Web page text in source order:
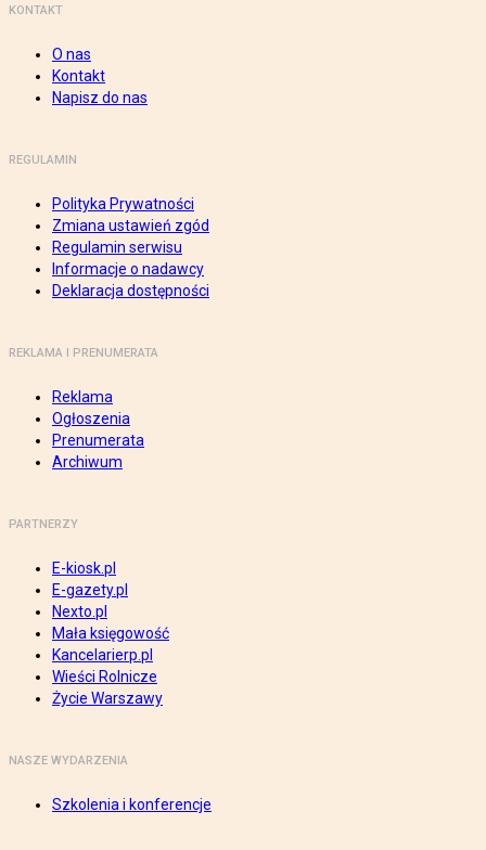
KONTAKT
O nas
Kontakt
Napisz do nas
REGULAMIN
Polityka Prywatności
Zmiana ustawień zgód
Regulamin serwisu
Informacje o nadawcy
Deklaracja dostępności
REKLAMA I PRENUMERATA
Reklama
Ogłoszenia
Prenumerata
Archiwum
PARTNERZY
E-kiosk.pl
E-gazety.pl
Nexto.pl
Mała księgowość
Kancelarierp.pl
Wieści Rolnicze
Życie Warszawy
NASZE WYDARZENIA
Szkolenia i konferencje